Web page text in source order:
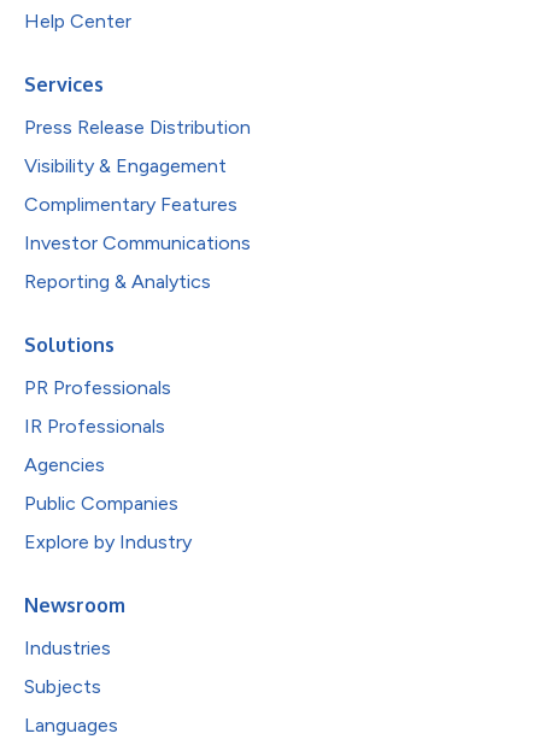
Help Center
Services
Press Release Distribution
Visibility & Engagement
Complimentary Features
Investor Communications
Reporting & Analytics
Solutions
PR Professionals
IR Professionals
Agencies
Public Companies
Explore by Industry
Newsroom
Industries
Subjects
Languages